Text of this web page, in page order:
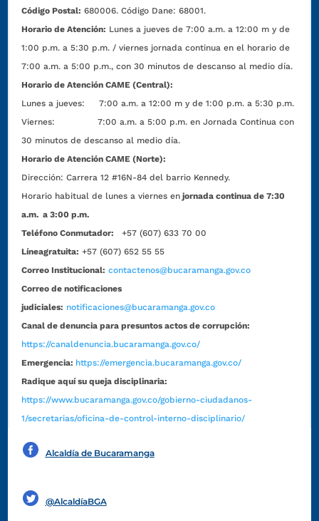
Código Postal: 680006. Código Dane: 68001.
Horario de Atención: Lunes a jueves de 7:00 a.m. a 12:00 m y de
1:00 p.m. a 5:30 p.m. / viernes jornada continua en el horario de
7:00 a.m. a 5:00 p.m., con 30 minutos de descanso al medio día.
Horario de Atención CAME (Central):
Lunes a jueves: 7:00 a.m. a 12:00 m y de 1:00 p.m. a 5:30 p.m.
Viernes: 7:00 a.m. a 5:00 p.m. en Jornada Continua con
30 minutos de descanso al medio día.
Horario de Atención CAME (Norte):
Dirección:Carrera 12 #16N-84 del barrio Kennedy.
Horario habitual de lunes a viernes en jornada continua de 7:30
a.m. a 3:00 p.m.
Teléfono Conmutador:
+57 (607) 633 70 00
Líneagratuita: +57 (607) 652 55 55
Correo Institucional: contactenos@bucaramanga.gov.co
Correo de notificaciones
judiciales: notificaciones@bucaramanga.gov.co
Canal de denuncia para presuntos actos de corrupción:
https://canaldenuncia.bucaramanga.gov.co/
Emergencia: https://emergencia.bucaramanga.gov.co/
Radique aquí su queja disciplinaria:
https://www.bucaramanga.gov.co/gobierno-ciudadanos-
1/secretarias/oficina-de-control-interno-disciplinario/
Alcaldía de Bucaramanga
@AlcaldíaBGA